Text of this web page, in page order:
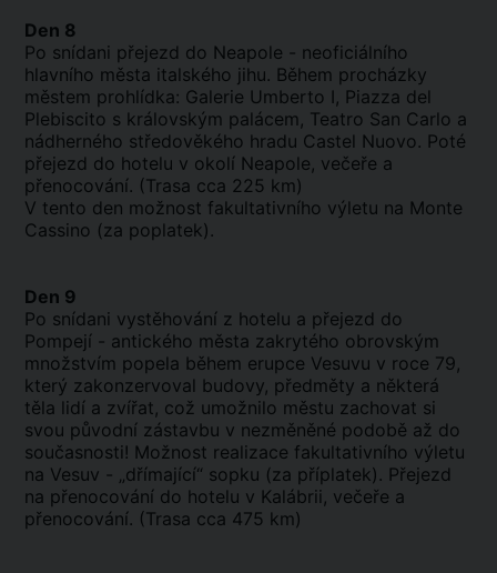
Den 8
Po snídani přejezd do Neapole - neoficiálního
hlavního města italského jihu. Během procházky
městem prohlídka: Galerie Umberto I, Piazza del
Plebiscito s královským palácem, Teatro San Carlo a
nádherného středověkého hradu Castel Nuovo. Poté
přejezd do hotelu v okolí Neapole, večeře a
přenocování. (Trasa cca 225 km)
V tento den možnost fakultativního výletu na Monte
Cassino (za poplatek).
Den 9
Po snídani vystěhování z hotelu a přejezd do
Pompejí - antického města zakrytého obrovským
množstvím popela během erupce Vesuvu v roce 79,
který zakonzervoval budovy, předměty a některá
těla lidí a zvířat, což umožnilo městu zachovat si
svou původní zástavbu v nezměněné podobě až do
současnosti! Možnost realizace fakultativního výletu
na Vesuv - „dřímající“ sopku (za příplatek). Přejezd
na přenocování do hotelu v Kalábrii, večeře a
přenocování. (Trasa cca 475 km)